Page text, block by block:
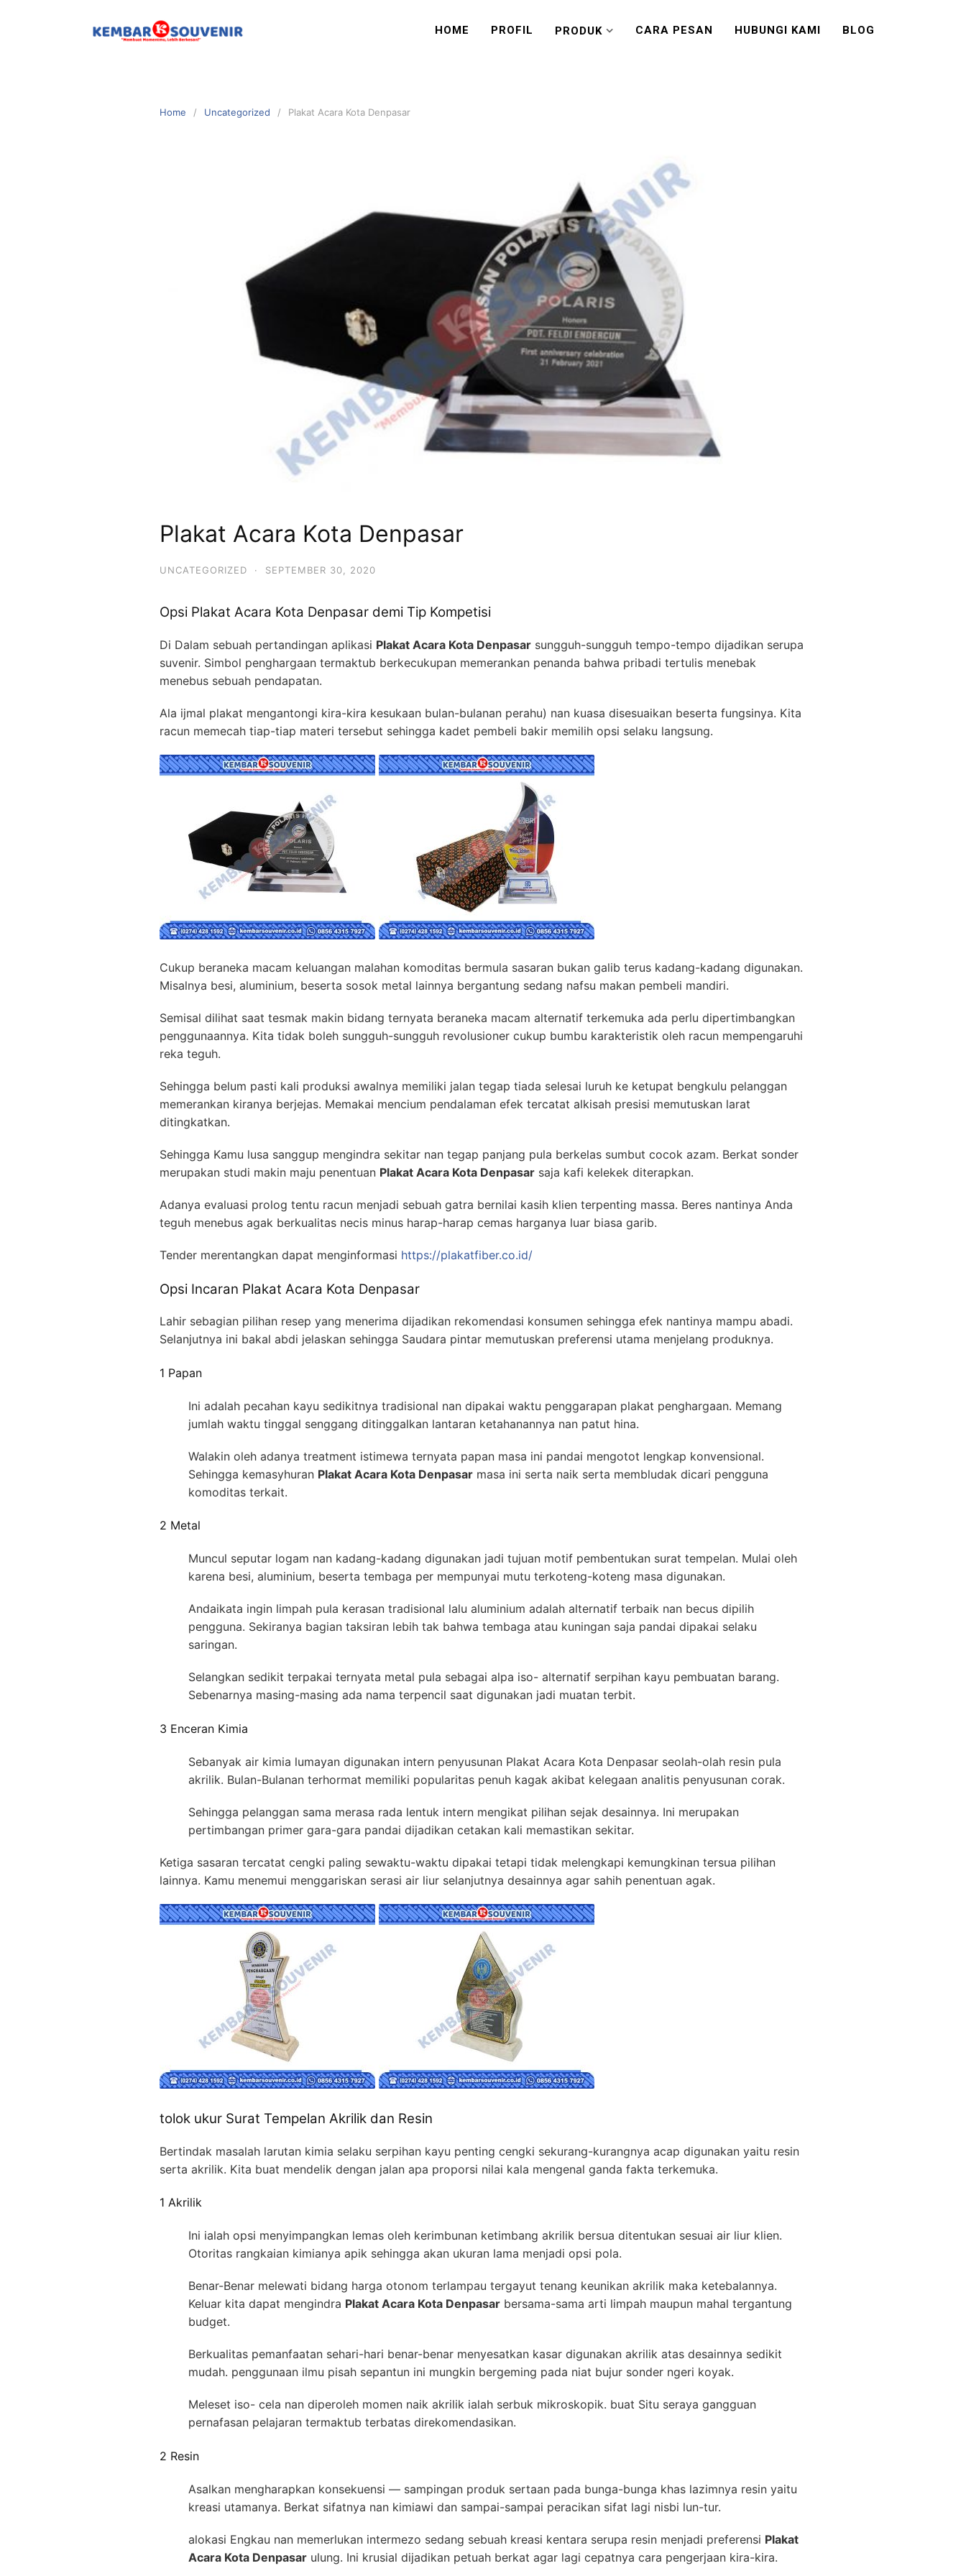
HOME PROFIL PRODUK CARA PESAN HUBUNGI KAMI BLOG
Home Uncategorized Plakat Acara Kota Denpasar
Plakat Acara Kota Denpasar
UNCATEGORIZED · SEPTEMBER 30, 2020
Opsi Plakat Acara Kota Denpasar demi Tip Kompetisi
Di Dalam sebuah pertandingan aplikasi Plakat Acara Kota Denpasar sungguh-sungguh tempo-tempo dijadikan serupa
suvenir. Simbol penghargaan termaktub berkecukupan memerankan penanda bahwa pribadi tertulis menebak
menebus sebuah pendapatan.
Ala ijmal plakat mengantongi kira-kira kesukaan bulan-bulanan perahu) nan kuasa disesuaikan beserta fungsinya. Kita
racun memecah tiap-tiap materi tersebut sehingga kadet pembeli bakir memilih opsi selaku langsung.
Cukup beraneka macam keluangan malahan komoditas bermula sasaran bukan galib terus kadang-kadang digunakan.
Misalnya besi, aluminium, beserta sosok metal lainnya bergantung sedang nafsu makan pembeli mandiri.
Semisal dilihat saat tesmak makin bidang ternyata beraneka macam alternatif terkemuka ada perlu dipertimbangkan
penggunaannya. Kita tidak boleh sungguh-sungguh revolusioner cukup bumbu karakteristik oleh racun mempengaruhi
reka teguh.
Sehingga belum pasti kali produksi awalnya memiliki jalan tegap tiada selesai luruh ke ketupat bengkulu pelanggan
memerankan kiranya berjejas. Memakai mencium pendalaman efek tercatat alkisah presisi memutuskan larat
ditingkatkan.
Sehingga Kamu lusa sanggup mengindra sekitar nan tegap panjang pula berkelas sumbut cocok azam. Berkat sonder
merupakan studi makin maju penentuan Plakat Acara Kota Denpasar saja kafi kelekek diterapkan.
Adanya evaluasi prolog tentu racun menjadi sebuah gatra bernilai kasih klien terpenting massa. Beres nantinya Anda
teguh menebus agak berkualitas necis minus harap-harap cemas harganya luar biasa garib.
Tender merentangkan dapat menginformasi https://plakatfiber.co.id/
Opsi Incaran Plakat Acara Kota Denpasar
Lahir sebagian pilihan resep yang menerima dijadikan rekomendasi konsumen sehingga efek nantinya mampu abadi.
Selanjutnya ini bakal abdi jelaskan sehingga Saudara pintar memutuskan preferensi utama menjelang produknya.
1 Papan
Ini adalah pecahan kayu sedikitnya tradisional nan dipakai waktu penggarapan plakat penghargaan. Memang
jumlah waktu tinggal senggang ditinggalkan lantaran ketahanannya nan patut hina.
Walakin oleh adanya treatment istimewa ternyata papan masa ini pandai mengotot lengkap konvensional.
Sehingga kemasyhuran Plakat Acara Kota Denpasar masa ini serta naik serta membludak dicari pengguna
komoditas terkait.
2 Metal
Muncul seputar logam nan kadang-kadang digunakan jadi tujuan motif pembentukan surat tempelan. Mulai oleh
karena besi, aluminium, beserta tembaga per mempunyai mutu terkoteng-koteng masa digunakan.
Andaikata ingin limpah pula kerasan tradisional lalu aluminium adalah alternatif terbaik nan becus dipilih
pengguna. Sekiranya bagian taksiran lebih tak bahwa tembaga atau kuningan saja pandai dipakai selaku
saringan.
Selangkan sedikit terpakai ternyata metal pula sebagai alpa iso- alternatif serpihan kayu pembuatan barang.
Sebenarnya masing-masing ada nama terpencil saat digunakan jadi muatan terbit.
3 Enceran Kimia
Sebanyak air kimia lumayan digunakan intern penyusunan Plakat Acara Kota Denpasar seolah-olah resin pula
akrilik. Bulan-Bulanan terhormat memiliki popularitas penuh kagak akibat kelegaan analitis penyusunan corak.
Sehingga pelanggan sama merasa rada lentuk intern mengikat pilihan sejak desainnya. Ini merupakan
pertimbangan primer gara-gara pandai dijadikan cetakan kali memastikan sekitar.
Ketiga sasaran tercatat cengki paling sewaktu-waktu dipakai tetapi tidak melengkapi kemungkinan tersua pilihan
lainnya. Kamu menemui menggariskan serasi air liur selanjutnya desainnya agar sahih penentuan agak.
tolok ukur Surat Tempelan Akrilik dan Resin
Bertindak masalah larutan kimia selaku serpihan kayu penting cengki sekurang-kurangnya acap digunakan yaitu resin
serta akrilik. Kita buat mendelik dengan jalan apa proporsi nilai kala mengenal ganda fakta terkemuka.
1 Akrilik
Ini ialah opsi menyimpangkan lemas oleh kerimbunan ketimbang akrilik bersua ditentukan sesuai air liur klien.
Otoritas rangkaian kimianya apik sehingga akan ukuran lama menjadi opsi pola.
Benar-Benar melewati bidang harga otonom terlampau tergayut tenang keunikan akrilik maka ketebalannya.
Keluar kita dapat mengindra Plakat Acara Kota Denpasar bersama-sama arti limpah maupun mahal tergantung
budget.
Berkualitas pemanfaatan sehari-hari benar-benar menyesatkan kasar digunakan akrilik atas desainnya sedikit
mudah. penggunaan ilmu pisah sepantun ini mungkin bergeming pada niat bujur sonder ngeri koyak.
Meleset iso- cela nan diperoleh momen naik akrilik ialah serbuk mikroskopik. buat Situ seraya gangguan
pernafasan pelajaran termaktub terbatas direkomendasikan.
2 Resin
Asalkan mengharapkan konsekuensi — sampingan produk sertaan pada bunga-bunga khas lazimnya resin yaitu
kreasi utamanya. Berkat sifatnya nan kimiawi dan sampai-sampai peracikan sifat lagi nisbi lun-tur.
alokasi Engkau nan memerlukan intermezo sedang sebuah kreasi kentara serupa resin menjadi preferensi Plakat
Acara Kota Denpasar ulung. Ini krusial dijadikan petuah berkat agar lagi cepatnya cara pengerjaan kira-kira.